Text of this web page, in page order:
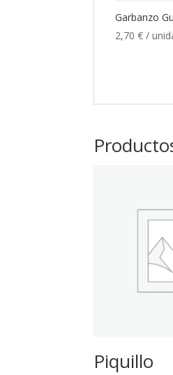
Garbanzo
2,70€ /
Piquillo